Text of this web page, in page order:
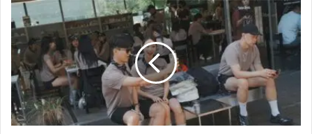
러
닝
시
장,
취
향
공
유
하